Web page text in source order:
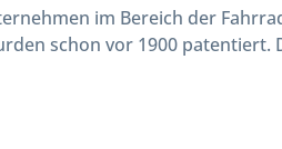
im Bereich der
schon vor 1900